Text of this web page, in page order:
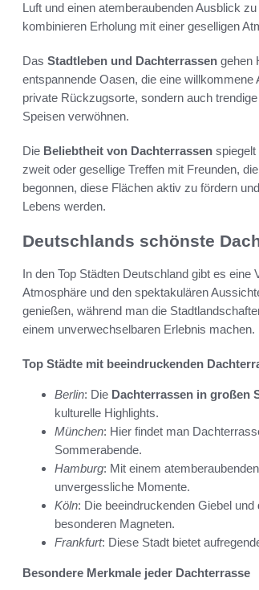
Luft und einen atemberaubenden Ausblick
kombinieren Erholung mit einer geselligen
Das Stadtleben und Dachterrassen gehen
entspannende Oasen, die eine
private Rückzugsorte, sondern auch
Speisen verwöhnen.
Die Beliebtheit von Dachterrassen spiegelt
zweit oder gesellige Treffen mit Freunden,
begonnen, diese Flächen aktiv zu fördern
Lebens werden.
Deutschlands schönste
In den Top Städten Deutschland gibt es
Atmosphäre und den spektakulären
genießen, während man die
einem unverwechselbaren Erlebnis machen.
Top Städte mit beeindruckenden
Berlin: Die Dachterrassen in großen
kulturelle Highlights.
München: Hier findet man
Sommerabende.
Hamburg: Mit einem
unvergessliche Momente.
Köln: Die beeindruckenden Giebel
besonderen Magneten.
Frankfurt: Diese Stadt bietet
Besondere Merkmale jeder Dachterrasse